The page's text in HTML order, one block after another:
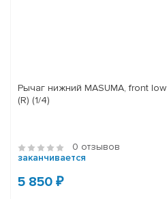
Рычаг нижний MASUMA, front low HYUNDAI SONATA 10-14
(R) (1/4)
0 отзывов
заканчивается
5 850 ₽